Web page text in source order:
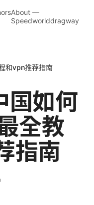
About —
Speedworlddragway
和vpn推荐指南
国如何
全教
指南